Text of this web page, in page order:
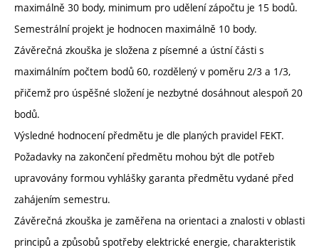
maximálně 30 body, minimum pro udělení zápočtu je 15 bodů.
Semestrální projekt je hodnocen maximálně 10 body.
Závěrečná zkouška je složena z písemné a ústní části s
maximálním počtem bodů 60, rozdělený v poměru 2/3 a 1/3,
přičemž pro úspěšné složení je nezbytné dosáhnout alespoň 20
bodů.
Výsledné hodnocení předmětu je dle planých pravidel FEKT.
Požadavky na zakončení předmětu mohou být dle potřeb
upravovány formou vyhlášky garanta předmětu vydané před
zahájením semestru.
Závěrečná zkouška je zaměřena na orientaci a znalosti v oblasti
principů a způsobů spotřeby elektrické energie, charakteristik